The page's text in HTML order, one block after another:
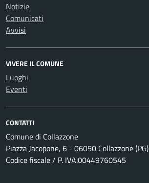
Notizie
Comunicati
Avvisi
VIVERE IL COMUNE
Luoghi
Eventi
CONTATTI
Comune di Collazzone
Piazza Jacopone, 6 - 06050 Collazzone (PG)
Codice fiscale / P. IVA:00449760545